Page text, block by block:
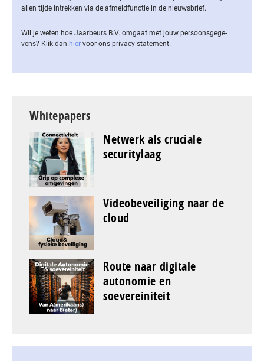
allen tijde intrekken via de af­meld­func­tie in de nieuwsbrief.
Wil je weten hoe Jaarbeurs B.V. omgaat met jouw per­soons­ge­ge­
vens? Klik dan hier voor ons privacy statement.
Whitepapers
Netwerk als cruciale
securitylaag
Videobeveiliging naar de
cloud
Route naar digitale
autonomie en
soevereiniteit